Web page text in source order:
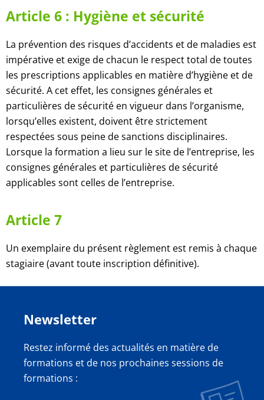
Article 6 : Hygiène et sécurité
La prévention des risques d’accidents et de maladies est
impérative et exige de chacun le respect total de toutes
les prescriptions applicables en matière d’hygiène et de
sécurité. A cet effet, les consignes générales et
particulières desécurité en vigueur dans l’organisme,
lorsqu’elles existent, doivent être strictement
respectées sous peine de sanctions disciplinaires.
Lorsque la formation a lieu sur le site de l’entreprise, les
consignes générales et particulières de sécurité
applicables sont celles de l’entreprise.
Article 7
Un exemplaire du présent règlement est remis à chaque
stagiaire (avant toute inscription définitive).
Newsletter
Restez informé des actualités en matière de
formations et de nos prochaines sessions de
formations :